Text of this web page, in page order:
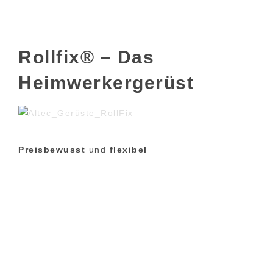
Rollfix® – Das
Heimwerkergerüst
Preisbewusst und flexibel